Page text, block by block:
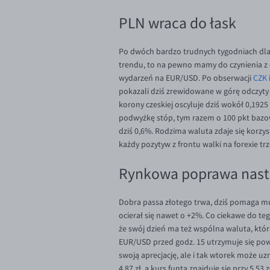
PLN wraca do łask
Po dwóch bardzo trudnych tygodniach
trendu, to na pewno mamy do czynienia
wydarzeń na EUR/USD. Po obserwacjiCZK
pokazali dziś zrewidowane w górę
korony czeskiej oscyluje dziś wokół
podwyżkę stóp, tym razem o 100 pkt
dziś 0,6%. Rodzima waluta zdaje się
każdy pozytyw z frontu walki na forexie
Rynkowa poprawa
Dobra passa złotego trwa, dziś pomaga
ocierał się nawet o +2%. Co ciekawe do
że swój dzień ma też wspólna waluta,
EUR/USD przed godz. 15 utrzymuje się
swoją aprecjację, ale i tak wtorek może